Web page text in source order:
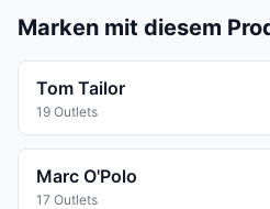
– in den aufgelisteten
große Auswahl
zu vergünstigten
Marken mit diesem
Tom Tailor
19 Outlets
Marc O'Polo
17 Outlets